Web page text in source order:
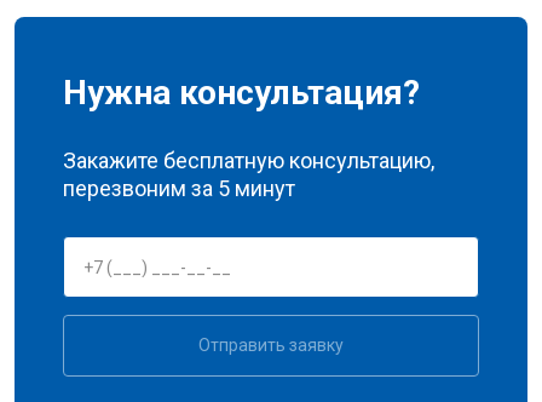
Нужна консультация?
Закажите бесплатную консультацию,
перезвоним за 5 минут
Отправить заявку